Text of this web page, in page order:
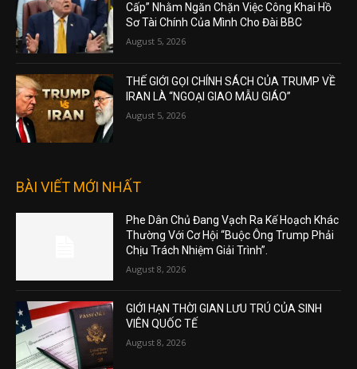
Cấp” Nhằm Ngăn Chặn Việc Công Khai Hồ
Sơ Tài Chính Của Mình Cho Đài BBC
August 5, 2026
THẾ GIỚI GỌI CHÍNH SÁCH CỦA TRUMP VỀ
IRAN LÀ “NGOẠI GIAO MẪU GIÁO”
August 5, 2026
BÀI VIẾT MỚI NHẤT
Phe Dân Chủ Đang Vạch Ra Kế Hoạch Khác
Thường Với Cơ Hội “Buộc Ông Trump Phải
Chịu Trách Nhiệm Giải Trình”.
August 8, 2026
GIỚI HẠN THỜI GIAN LƯU TRÚ CỦA SINH
VIÊN QUỐC TẾ
August 8, 2026